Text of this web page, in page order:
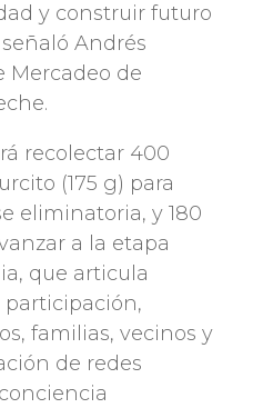
y construir futuro
Andrés
Mercadeo de
recolectar 400
(175 g) para
eliminatoria, y 180
a la etapa
que articula
familias, vecinos y
de redes